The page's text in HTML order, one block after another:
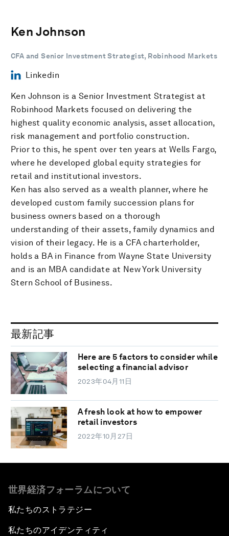
Ken Johnson
CFA and Senior Investment Strategist, Robinhood Markets
Linkedin
Ken Johnson is a Senior Investment Strategist at
Robinhood Markets focused on delivering the
highest quality economic analysis, asset allocation,
risk management and portfolio construction.
Prior to this, he spent over ten years at Wells Fargo,
where he developed global equity strategies for
retail and institutional investors.
Ken has also served as a wealth planner, where he
developed custom family succession plans for
business owners based on a thorough
understanding of their assets, family dynamics and
vision of their legacy. He is a CFA charterholder,
holds a BA in Finance from Wayne State University
and is an MBA candidate at New York University
Stern School of Business.
最新記事
Here are 5 factors to consider while
selecting a financial advisor
2023年04月11日
A fresh look at how to empower
retail investors
2022年10月27日
世界経済フォーラムについて
私たちのストラテジー
私たちのアイデンティティ